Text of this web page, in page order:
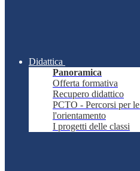
Didattica
Panoramica
Offerta formativa
Recupero didattico
PCTO - Percorsi per
l'orientamento
I progetti delle classi